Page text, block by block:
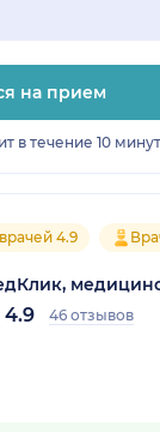
на прием
в течение 10 минут
4.9
4.9 46 отзывов